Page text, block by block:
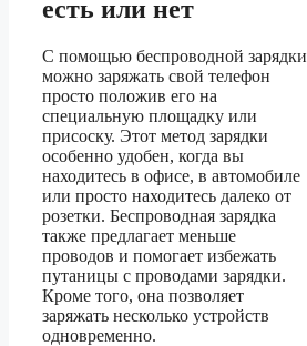
есть или нет
С помощью беспроводной зарядки
можно заряжать свой телефон
просто положив его на
специальную площадку или
присоску. Этот метод зарядки
особенно удобен, когда вы
находитесь в офисе, в автомобиле
или просто находитесь далеко от
розетки. Беспроводная зарядка
также предлагает меньше
проводов и помогает избежать
путаницы с проводами зарядки.
Кроме того, она позволяет
заряжать несколько устройств
одновременно.